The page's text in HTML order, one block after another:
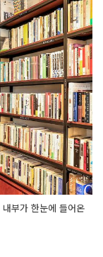
부가 한눈에 들어온